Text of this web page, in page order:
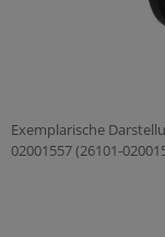
Exemplarische
02001557 (26101-